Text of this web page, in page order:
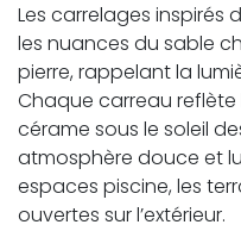
Les carrelages inspirés
les nuances du sable
pierre, rappelant la
Chaque carreau
cérame sous le soleil
atmosphère douce et
espaces piscine, les
ouvertes sur l’extérieur.